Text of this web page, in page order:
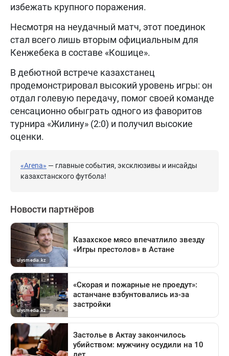
избежать крупного поражения.
Несмотря на неудачный матч, этот поединок
стал всего лишь вторым официальным для
Кенжебека в составе «Кошице».
В дебютной встрече казахстанец
продемонстрировал высокий уровень игры: он
отдал голевую передачу, помог своей команде
сенсационно обыграть одного из фаворитов
турнира «Жилину» (2:0) и получил высокие
оценки.
«Arena» — главные события, эксклюзивы и инсайды
казахстанского футбола!